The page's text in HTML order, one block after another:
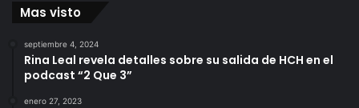
Mas visto
septiembre 4, 2024
Rina Leal revela detalles sobre su salida de HCH en el
podcast “2 Que 3”
enero 27, 2023